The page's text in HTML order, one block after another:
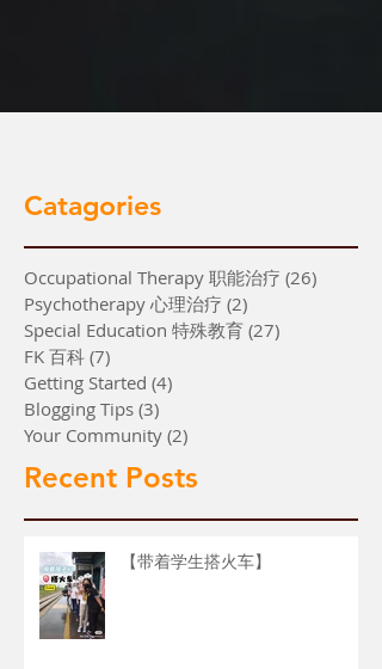
Catagories
Occupational Therapy 职能治疗 (26)
Psychotherapy 心理治疗 (2)
Special Education 特殊教育 (27)
FK 百科 (7)
Getting Started (4)
Blogging Tips (3)
Your Community (2)
Recent Posts
【带着学生搭火车】